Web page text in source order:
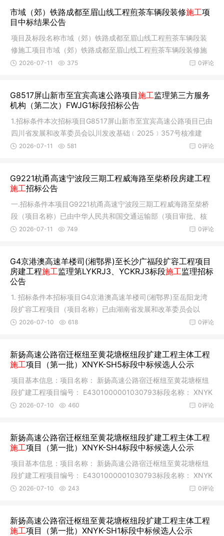
市域（郊）铁路成都至眉山线工程煎茶车辆段装修施工项
目中标结果公告
项目及标段名称市域（郊）铁路成都至眉山线工程煎茶车辆段装
修施工项目市域（郊）铁路成都至眉山线工程煎茶车辆段装修施
工项目招
0评论
2026-07-11 375
G8517屏山新市至宜宾高速公路项目施工监理第三方服务
机构（第二次）FWJG1标段招标公告
1.招标条件本次招标项目G8517屏山新市至宜宾高速公路项目已由
四川省发展和改革委员会以川发改基础﹝2025﹞357号核准建
设，初步设
0评论
2026-07-11 581
G9221杭甬高速宁波段三期工程威海路至柴桥段房建工程
施工招标公告
一.招标条件本项目G9221杭甬高速宁波段三期工程威海路至柴桥
段（项目名称）已由中华人民共和国交通运输部（项目审批、核
准或备案
0评论
2026-07-11 749
G4京港澳高速羊楼司(湘鄂界)至长沙广福段扩容工程项目
房建工程施工监理第LYKRJ3、YCKRJ3标段施工监理招标
公告
1. 招标条件本招标项目G4京港澳高速羊楼司(湘鄂界)至岳阳龙湾
段扩容工程项目（项目名称）已由湖南省发展和改革委员会以
《湖南省
0评论
2026-07-10 618
新扬高速公路宿迁枢纽至黄花塘枢纽段扩建工程主体工程
施工项目（第一批）XNYK-SH5标段中标候选人公示
项目基本信息：项目名称： 新扬高速公路宿迁枢纽至黄花塘枢纽
段扩建工程项目编号： E4301000001030793标段名称： XNYK
-SH5标段编
0评论
2026-07-10 460
新扬高速公路宿迁枢纽至黄花塘枢纽段扩建工程主体工程
施工项目（第一批）XNYK-SH4标段中标候选人公示
项目基本信息：项目名称： 新扬高速公路宿迁枢纽至黄花塘枢纽
段扩建工程项目编号： E4301000001030793标段名称： XNYK
-SH4标段编
0评论
2026-07-10 243
新扬高速公路宿迁枢纽至黄花塘枢纽段扩建工程主体工程
施工项目（第一批）XNYK-SH1标段中标候选人公示